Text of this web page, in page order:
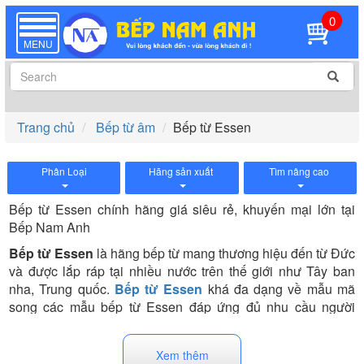
TOGGLE
NAVIGATION
MENU
0
Trang chủ Bếp từ âm Bếp từ Essen
Phân Loại Hãng sản xuất Tìm nâng cao
Bếp từ Essen chính hãng giá siêu rẻ, khuyến mại lớn tại
Bếp Nam Anh
Bếp từ Essen là hãng bếp từ mang thương hiệu đến từ Đức
và được lắp ráp tại nhiều nước trên thế giới như Tây ban
nha, Trung quốc. Bếp từ Essen khá đa dạng về mẫu mã
song các mẫu bếp từ Essen đáp ứng đủ nhu cầu người
được nhập khẩu 100% linh kiện từ Đức nên có
chất lượng đảm bảo, an toàn tuyệt đối cho người dùng.
Xem thêm